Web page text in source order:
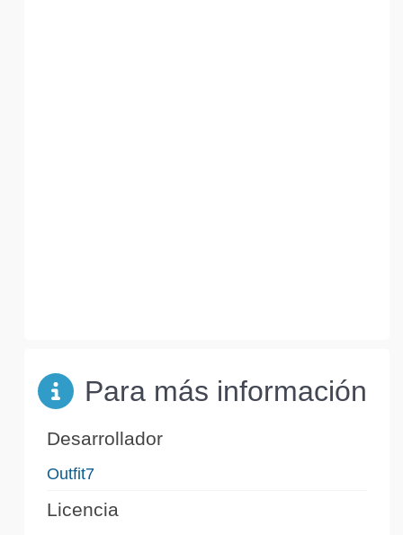
Para más información
Desarrollador
Outfit7
Licencia